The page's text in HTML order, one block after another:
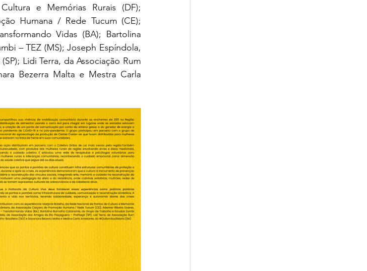
e Memórias Rurais (DF);
Humana / Rede Tucum (CE);
Vidas (BA); Bartolina
– TEZ (MS); Joseph Espíndola,
Lidi Terra, da Associação Rum
Bezerra Malta e Mestra Carla